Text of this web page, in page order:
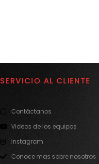
SERVICIO AL CLIENTE
Contáctanos
Videos de los equipos
Instagram
Conoce mas sobre nosotros